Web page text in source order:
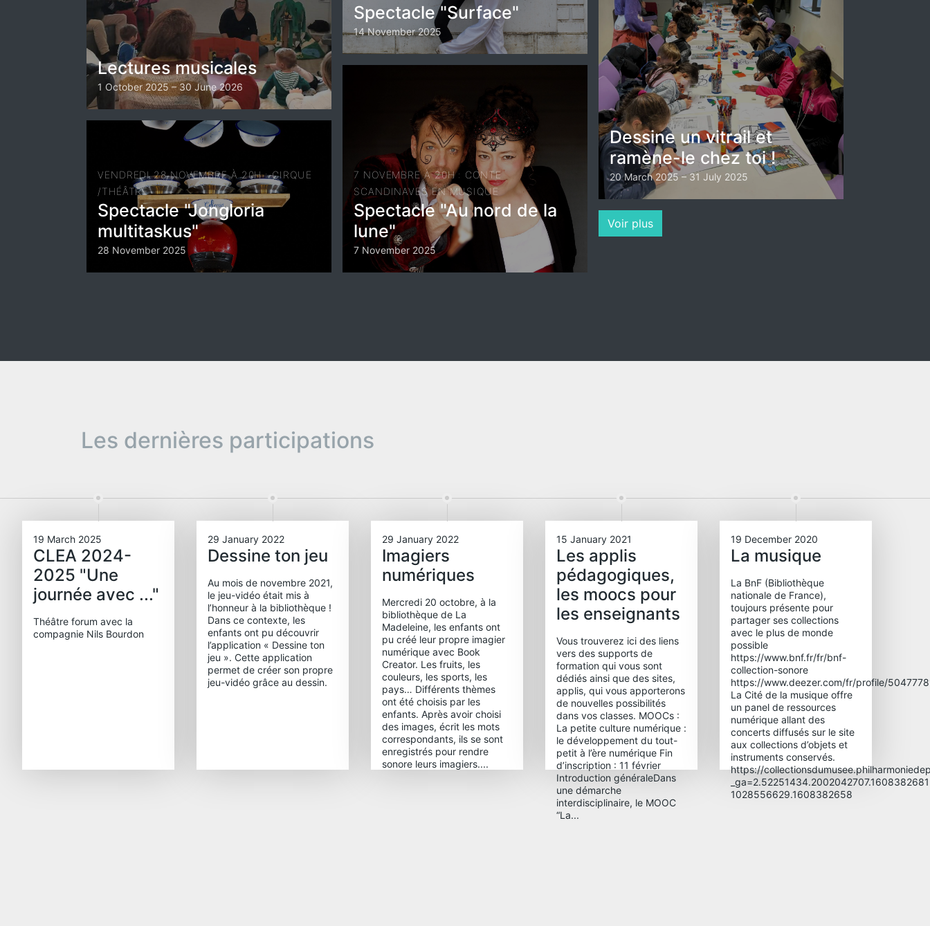
Lectures musicales
1 October 2025 – 30 June 2026
VENDREDI 28 NOVEMBRE À 20H : CIRQUE
/THÉÂTRE
Spectacle "Jongloria
multitaskus"
28 November 2025
Spectacle "Surface"
14 November 2025
7 NOVEMBRE À 20H : CONTE
SCANDINAVES EN MUSIQUE
Spectacle "Au nord de la
lune"
7 November 2025
Dessine un vitrail et
ramène-le chez toi !
20 March 2025 – 31 July 2025
Voir plus
Les dernières participations
19 March 2025
CLEA 2024-
2025 "Une
journée avec ..."
Théâtre forum avec la
compagnie Nils Bourdon
29 January 2022
Dessine ton jeu
Au mois de novembre 2021,
le jeu-vidéo était mis à
l’honneur à la bibliothèque !
Dans ce contexte, les
enfants ont pu découvrir
l’application « Dessine ton
jeu ». Cette application
permet de créer son propre
jeu-vidéo grâce au dessin.
29 January 2022
Imagiers
numériques
Mercredi 20 octobre, à la
bibliothèque de La
Madeleine, les enfants ont
pu créé leur propre imagier
numérique avec Book
Creator. Les fruits, les
couleurs, les sports, les
pays… Différents thèmes
ont été choisis par les
enfants. Après avoir choisi
des images, écrit les mots
correspondants, ils se sont
enregistrés pour rendre
sonore leurs imagiers....
15 January 2021
Les applis
pédagogiques,
les moocs pour
les enseignants
Vous trouverez ici des liens
vers des supports de
formation qui vous sont
dédiés ainsi que des sites,
applis, qui vous apporterons
de nouvelles possibilités
dans vos classes. MOOCs :
La petite culture numérique :
le développement du tout-
petit à l’ère numérique Fin
d’inscription : 11 février
Introduction généraleDans
une démarche
interdisciplinaire, le MOOC
“La...
19 December 2020
La musique
La BnF (Bibliothèque
nationale de France),
toujours présente pour
partager ses collections
avec le plus de monde
possible
https://www.bnf.fr/fr/bnf-
collection-sonore
https://www.deezer.com/fr/profile/
La Cité de la musique offre
un panel de ressources
numérique allant des
concerts diffusés sur le site
aux collections d’objets et
instruments conservés.
https://
1028556629.1608382658